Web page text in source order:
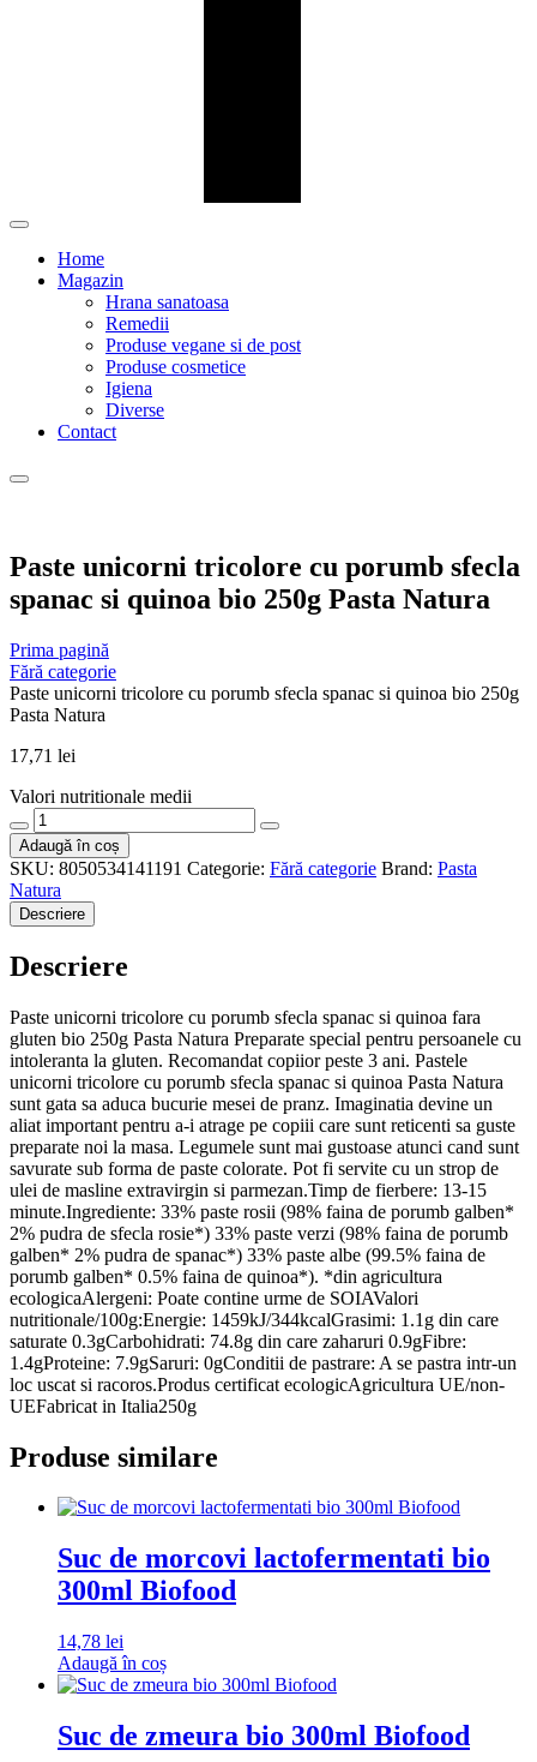
Home
Magazin
Hrana sanatoasa
Remedii
Produse vegane si de post
Produse cosmetice
Igiena
Diverse
Contact
Paste unicorni tricolore cu porumb sfecla
spanac si quinoa bio 250g Pasta Natura
Prima pagină
Fără categorie
Paste unicorni tricolore cu porumb sfecla spanac si quinoa bio 250g
Pasta Natura
17,71 lei
Valori nutritionale medii
Cantitate
Paste
unicorni
tricolore
cu
porumb
spanac
quinoa
bio
250g
Pasta
Natura
Adaugă în coș
SKU: 8050534141191 Categorie: Fără categorie Brand: Pasta
Natura
Descriere
Descriere
Paste unicorni tricolore cu porumb sfecla spanac si quinoa fara
gluten bio 250g Pasta Natura Preparate special pentru persoanele cu
intoleranta la gluten. Recomandat copiior peste 3 ani. Pastele
unicorni tricolore cu porumb sfecla spanac si quinoa Pasta Natura
sunt gata sa aduca bucurie mesei de pranz. Imaginatia devine un
aliat important pentru a-i atrage pe copiii care sunt reticenti sa guste
preparate noi la masa. Legumele sunt mai gustoase atunci cand sunt
savurate sub forma de paste colorate. Pot fi servite cu un strop de
ulei de masline extravirgin si parmezan.Timp de fierbere: 13-15
minute.Ingrediente: 33% paste rosii (98% faina de porumb galben*
2% pudra de sfecla rosie*) 33% paste verzi (98% faina de porumb
galben* 2% pudra de spanac*) 33% paste albe (99.5% faina de
porumb galben* 0.5% faina de quinoa*). *din agricultura
ecologicaAlergeni: Poate contine urme de SOIAValori
nutritionale/100g:Energie: 1459kJ/344kcalGrasimi: 1.1g din care
saturate 0.3gCarbohidrati: 74.8g din care zaharuri 0.9gFibre:
1.4gProteine: 7.9gSaruri: 0gConditii de pastrare: A se pastra intr-un
loc uscat si racoros.Produs certificat ecologicAgricultura UE/non-
UEFabricat in Italia250g
Produse similare
Suc de morcovi lactofermentati bio
300ml Biofood
14,78 lei
Adaugă în coș
Suc de zmeura bio 300ml Biofood